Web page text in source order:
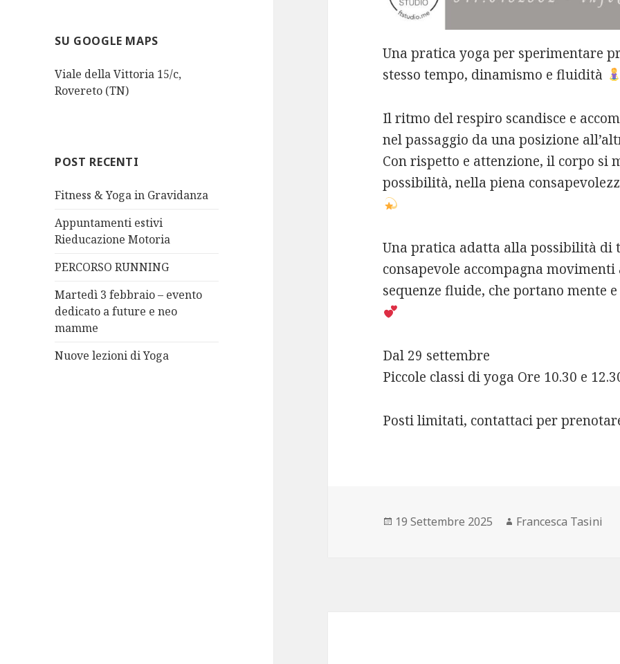
SU GOOGLE MAPS
Viale della Vittoria 15/c,
Rovereto (TN)
POST RECENTI
Fitness & Yoga in Gravidanza
Appuntamenti estivi
Rieducazione Motoria
PERCORSO RUNNING
Martedì 3 febbraio – evento
dedicato a future e neo
mamme
Nuove lezioni di Yoga
Una pratica yoga per sperimentare
stesso tempo, dinamismo e fluidità
Il ritmo del respiro scandisce e
nel passaggio da una posizione
Con rispetto e attenzione, il corpo si
possibilità, nella piena
Una pratica adatta alla possibilità
consapevole accompagna
sequenze fluide, che portano mente
Dal 29 settembre
Piccole classi di yoga Ore 10.30 e
Posti limitati, contattaci per
Scritto
19 Settembre 2025 Autore
Francesca Tasini